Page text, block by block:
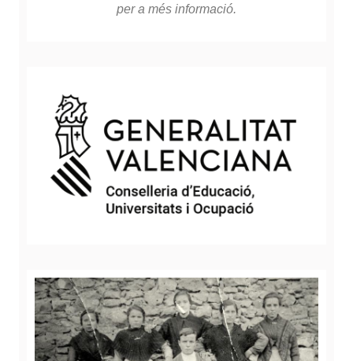
per a més informació.